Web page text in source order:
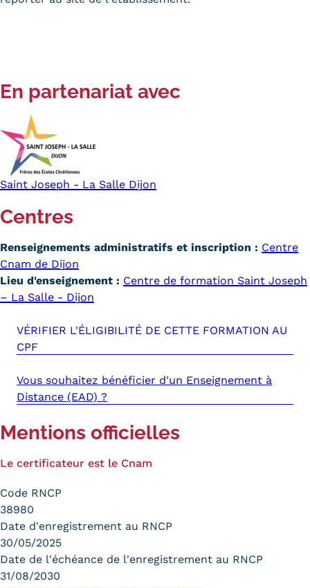
En partenariat avec
Saint Joseph - La Salle Dijon
Centres
Renseignements administratifs et inscription : Centre
Cnam de Dijon
Lieu d'enseignement : Centre de formation Saint Joseph
– La Salle - Dijon
VÉRIFIER L'ÉLIGIBILITÉ DE CETTE FORMATION AU
CPF
Vous souhaitez bénéficier d'un Enseignement à
Distance (EAD) ?
Mentions officielles
Le certificateur est le Cnam
Code RNCP
38980
Date d'enregistrement au RNCP
30/05/2025
Date de l'échéance de l'enregistrement au RNCP
31/08/2030